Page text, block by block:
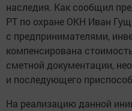
наследия. Как сообщил
РТ по охране ОКН Иван
с предпринимателями,
компенсирована
сметной документации,
и последующего
На реализацию данной